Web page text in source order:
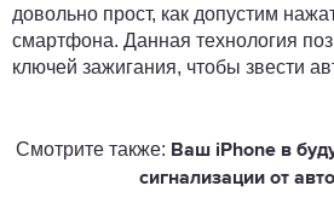
довольно прост, как допустим
смартфона. Данная технология
ключей зажигания, чтобы звести
Смотрите также: Ваш iPhone в
сигнализации от